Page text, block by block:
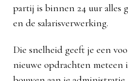
partij is binnen 24 uur alles
en de salarisverwerking.
Die snelheid geeft je een
nieuwe opdrachten